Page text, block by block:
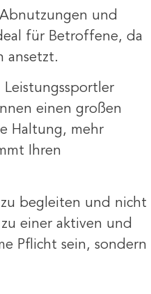
und
für Betroffene, da
ansetzt.
einen großen
Haltung, mehr
Ihren
begleiten und nicht
einer aktiven und
Pflicht sein, sondern